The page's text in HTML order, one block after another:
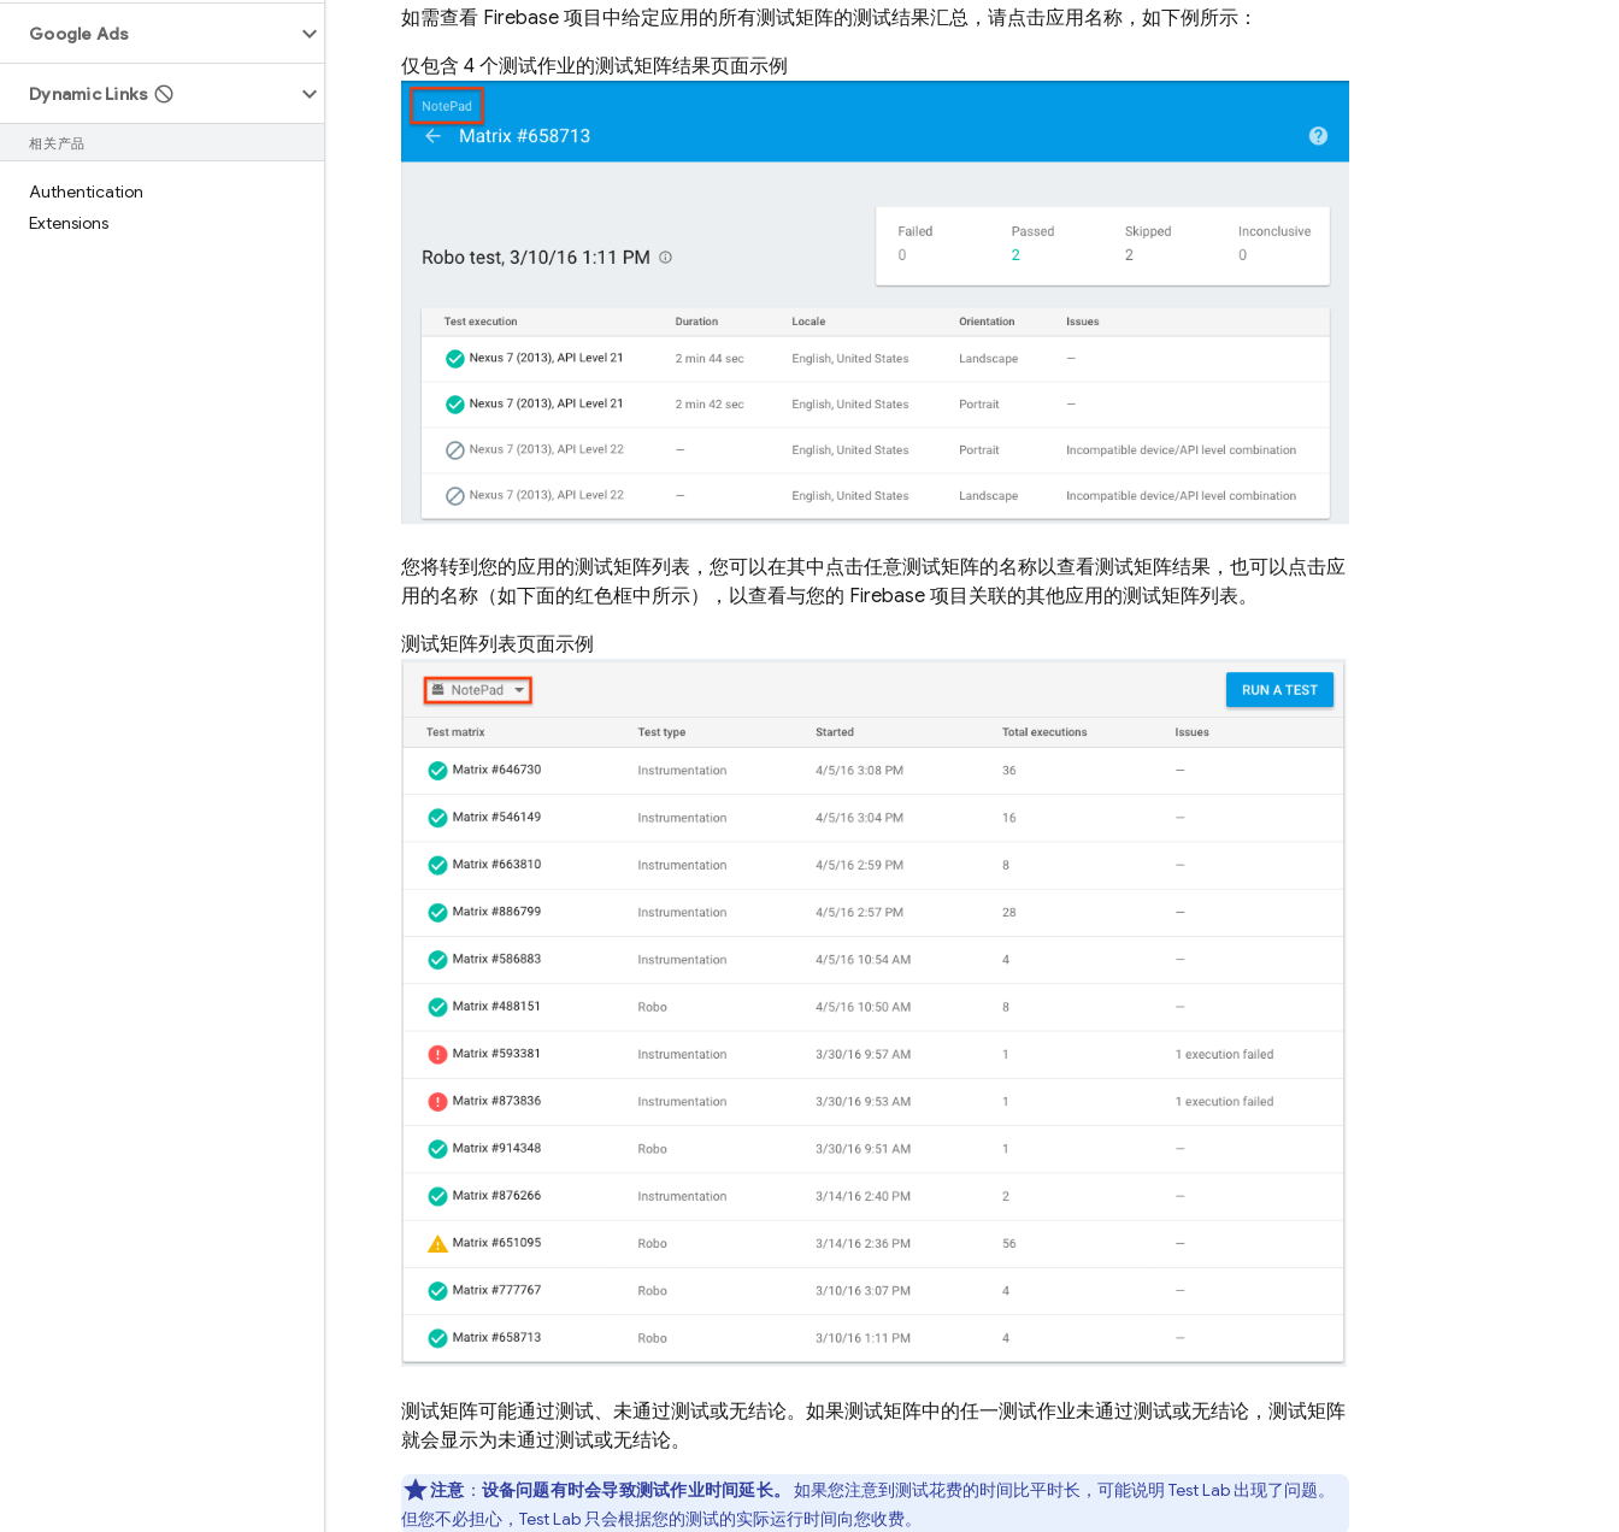
Google Ads
Dynamic Links
相关产品
Authentication
Extensions
如需查看 Firebase 项目中给定应用的所有测试矩阵的测试结果汇总，请点击应用名称，如下例所示：
仅包含 4 个测试作业的测试矩阵结果页面示例
您将转到您的应用的测试矩阵列表，您可以在其中点击任意测试矩阵的名称以查看测试矩阵结果，也可以点击应
用的名称（如下面的红色框中所示），以查看与您的 Firebase 项目关联的其他应用的测试矩阵列表。
测试矩阵列表页面示例
测试矩阵可能通过测试、未通过测试或无结论。如果测试矩阵中的任一测试作业未通过测试或无结论，测试矩阵
就会显示为未通过测试或无结论。
注意 ： 设备问题有时会导致测试作业时间延长。 如果您注意到测试花费的时间比平时长，可能说明 Test Lab 出现了问题。
但您不必担心， Test Lab 只会根据您的测试的实际运行时间向您收费。